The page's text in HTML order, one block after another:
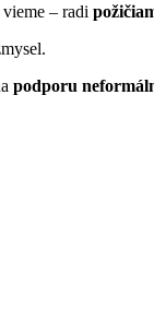
– radi
podporu